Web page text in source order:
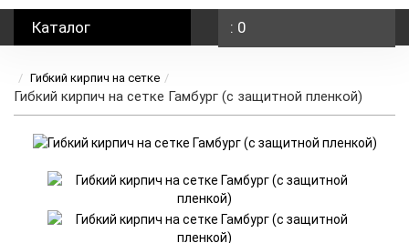
Каталог : 0
Гибкий кирпич на сетке
Гибкий кирпич на сетке Гамбург (с защитной пленкой)